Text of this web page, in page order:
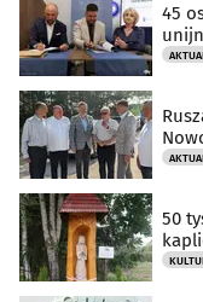
45
50